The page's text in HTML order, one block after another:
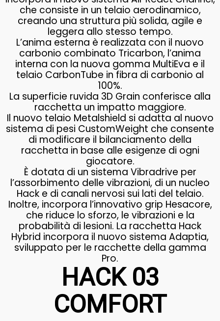
che consiste in un telaio aerodinamico,
creando una struttura più solida, agile e
leggera allo stesso tempo.
L’anima esterna è realizzata con il nuovo
carbonio combinato Tricarbon, l’anima
interna con la nuova gomma MultiEva e il
telaio CarbonTube in fibra di carbonio al
100%.
La superficie ruvida 3D Grain conferisce alla
racchetta un impatto maggiore.
Il nuovo telaio Metalshield si adatta al nuovo
sistema di pesi CustomWeight che consente
di modificare il bilanciamento della
racchetta in base alle esigenze di ogni
giocatore.
È dotata di un sistema Vibradrive per
l’assorbimento delle vibrazioni, di un nucleo
Hack e di canali nervosi sui lati del telaio.
Inoltre, incorpora l’innovativo grip Hesacore,
che riduce lo sforzo, le vibrazioni e la
probabilità di lesioni. La racchetta Hack
Hybrid incorpora il nuovo sistema Adaptia,
sviluppato per le racchette della gamma
Pro.
HACK 03
COMFORT